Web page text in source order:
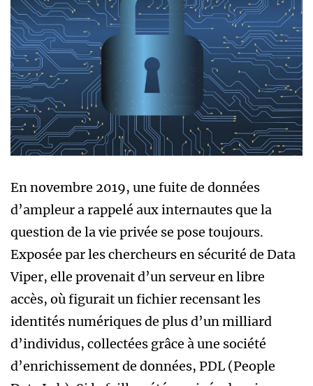
En novembre 2019, une fuite de données
d’ampleur a rappelé aux internautes que la
question de la vie privée se pose toujours.
Exposée par les chercheurs en sécurité de Data
Viper, elle provenait d’un serveur en libre
accès, où figurait un fichier recensant les
identités numériques de plus d’un milliard
d’individus, collectées grâce à une société
d’enrichissement de données, PDL (People